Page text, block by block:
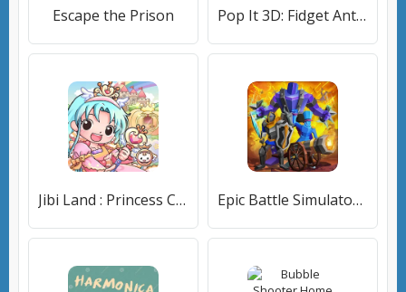
Escape the Prison Pop It 3D: Fidget Antistress
Jibi Land : Princess Castle Epic Battle Simulator 2